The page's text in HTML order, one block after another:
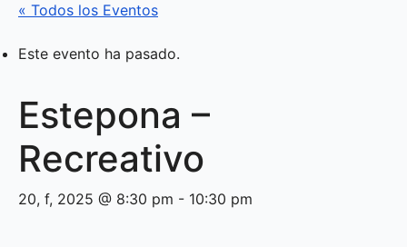
« Todos los Eventos
Este evento ha pasado.
Estepona –
Recreativo
20, f, 2025 @ 8:30 pm - 10:30 pm